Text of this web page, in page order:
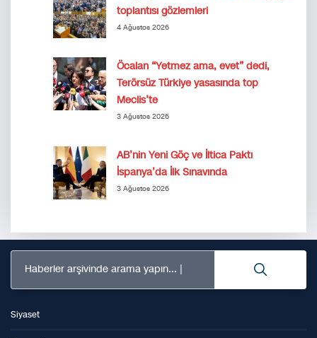
toplantısı gözlemleri
4 Ağustos 2026
Öcalan “Yetmez ama, evet” dedi,
Terörsüz Türkiye yasasında top
Meclis’te
3 Ağustos 2026
AB’nin Yeni Göç ve İltica Paktı
İspanya’da İlk Sınavında
3 Ağustos 2026
Haberler arşivinde arama yapın...
Siyaset